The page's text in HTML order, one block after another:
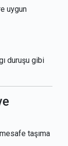
uygun
duruşu gibi
taşıma